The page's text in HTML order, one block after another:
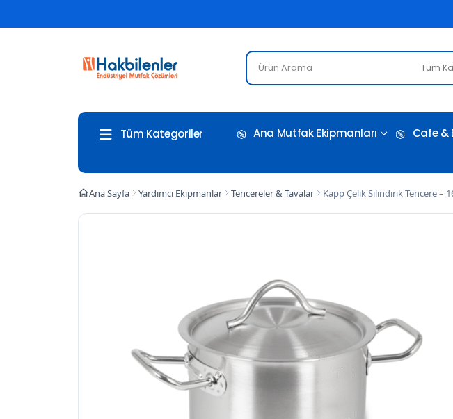
Tüm
Tüm Kategoriler Ana Mutfak Ekipmanları Cafe &
Ana Sayfa Yardımcı Ekipmanlar Tencereler & Tavalar Kapp Çelik Silindirik Tencere –